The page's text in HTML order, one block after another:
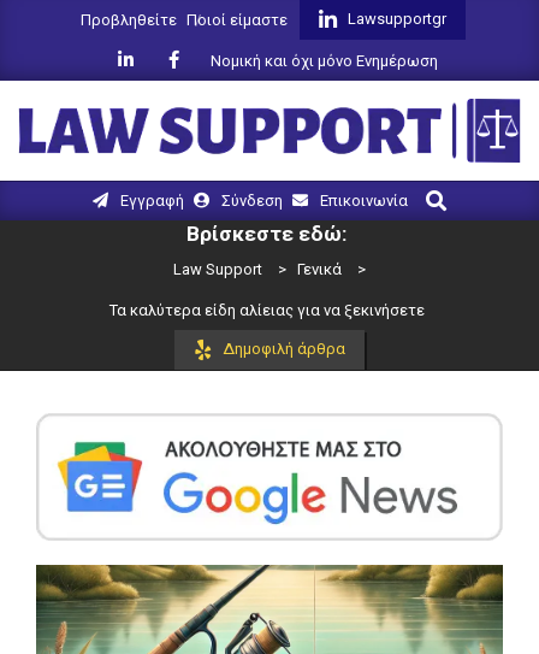
Προβληθείτε Ποιοί είμαστε Lawsupportgr
Νομική και όχι μόνο Ενημέρωση
LAW
SUPPORT
Navigation
Εγγραφή Σύνδεση Επικοινωνία
Search
Βρίσκεστε εδώ:
Law Support > Γενικά >
Τα καλύτερα είδη αλίειας για να ξεκινήσετε
Δημοφιλή άρθρα